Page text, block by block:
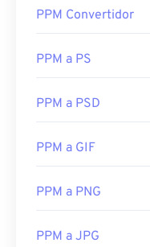
PPM Convertidor
PPM a PS
PPM a PSD
PPM a GIF
PPM a PNG
PPM a JPG